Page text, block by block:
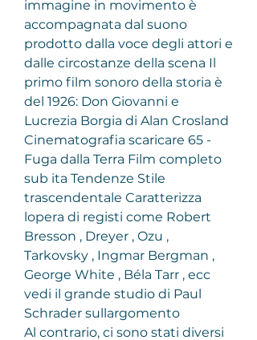
immagine in movimento è
accompagnata dal suono
prodotto dalla voce degli attori e
dalle circostanze della scena Il
primo film sonoro della storia è
del 1926: Don Giovanni e
Lucrezia Borgia di Alan Crosland
Cinematografia scaricare 65 -
Fuga dalla Terra Film completo
sub ita Tendenze Stile
trascendentale Caratterizza
lopera di registi come Robert
Bresson , Dreyer , Ozu ,
Tarkovsky , Ingmar Bergman ,
George White , Béla Tarr , ecc
vedi il grande studio di Paul
Schrader sullargomento
Al contrario, ci sono stati diversi